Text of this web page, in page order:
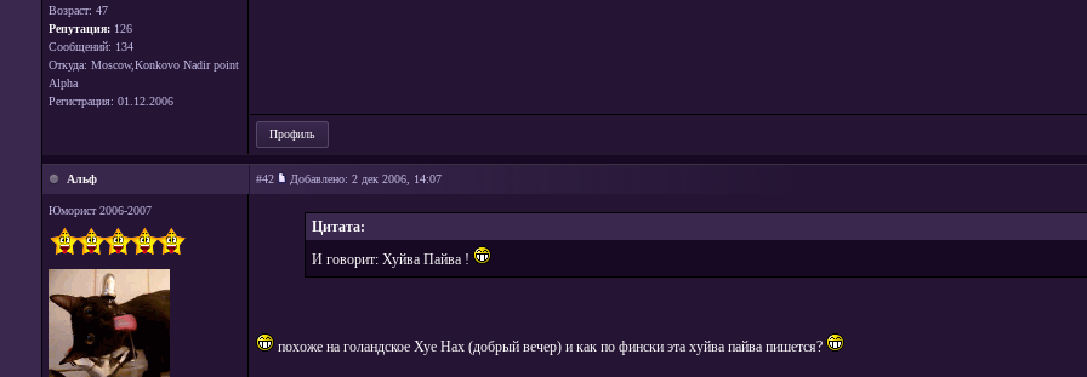
Возраст: 47
Репутация: 126
Сообщений: 134
Откуда: Moscow,Konkovo Nadir point
Alpha
Регистрация: 01.12.2006
Профиль
Альф
Юморист 2006-2007
#42 Добавлено: 2 дек 2006, 14:07
Цитата:
И говорит: Хуйва Пайва !
похоже на голандское Хуе Нах (добрый вечер) и как по фински эта хуйва пайва пишется?